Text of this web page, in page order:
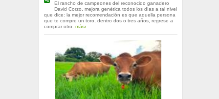
El rancho de campeones del reconocido ganadero
David Corzo, mejora genética todos los días a tal nivel
que dice: la mejor recomendación es que aquella persona
que te compre un toro, dentro dos o tres años, regrese a
comprar otro. más›